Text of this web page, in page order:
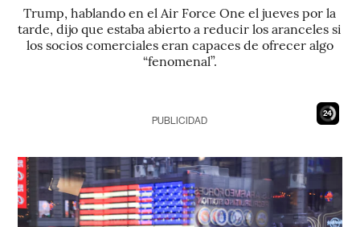
Trump, hablando en el Air Force One el jueves por la
tarde, dijo que estaba abierto a reducir los aranceles si
los socios comerciales eran capaces de ofrecer algo
“fenomenal”.
23
PUBLICIDAD